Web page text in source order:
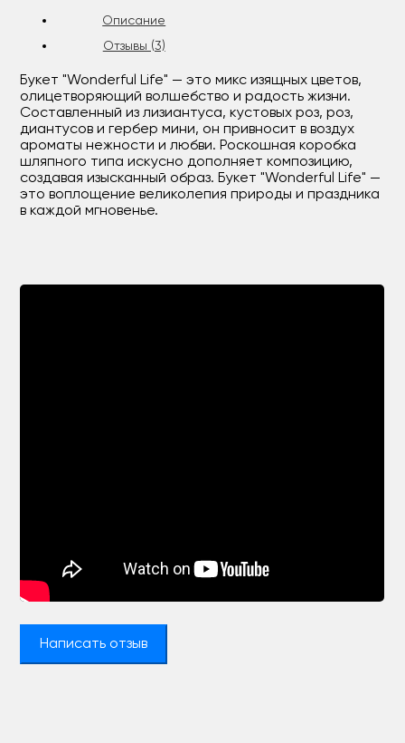
Описание
Отзывы (3)
Букет "Wonderful Life" — это микс изящных цветов,
олицетворяющий волшебство и радость жизни.
Составленный из лизиантуса, кустовых роз, роз,
диантусов и гербер мини, он привносит в воздух
ароматы нежности и любви. Роскошная коробка
шляпного типа искусно дополняет композицию,
создавая изысканный образ. Букет "Wonderful Life" —
это воплощение великолепия природы и праздника
в каждой мгновенье.
Написать отзыв